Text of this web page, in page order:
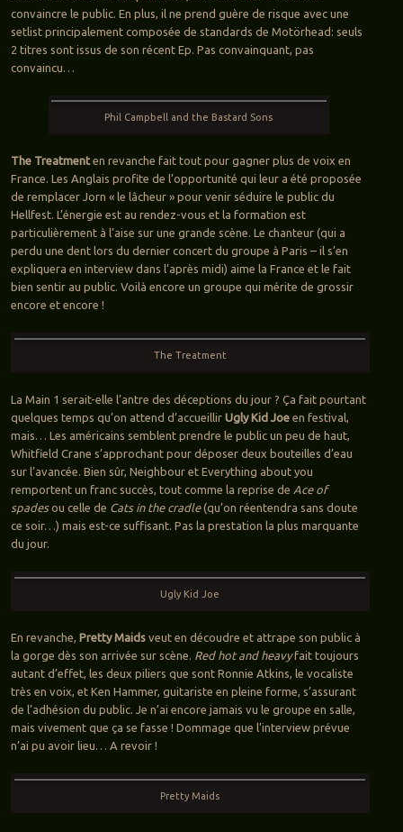
convaincre le public. En plus, il ne prend guère de risque avec une
setlist principalement composée de standards de Motörhead: seuls
2 titres sont issus de son récent Ep. Pas convainquant, pas
convaincu…
Phil Campbell and the Bastard Sons
The Treatmenten revanche fait tout pour gagner plus de voix en
France. Les Anglais profite de l’opportunité qui leur a été proposée
de remplacer Jorn « le lâcheur » pour venir séduire le public du
Hellfest. L’énergie est au rendez-vous et la formation est
particulièrement à l’aise sur une grande scène. Le chanteur (qui a
perdu une dent lors du dernier concert du groupe à Paris – il s’en
expliquera en interview dans l’après midi) aime la France et le fait
bien sentir au public. Voilà encore un groupe qui mérite de grossir
encore et encore !
The Treatment
La Main 1 serait-elle l’antre des déceptions du jour ? Ça fait pourtant
quelques temps qu’on attend d’accueillir Ugly Kid Joeen festival,
mais… Les américains semblent prendre le public un peu de haut,
Whitfield Crane s’approchant pour déposer deux bouteilles d’eau
sur l’avancée. Bien sûr, Neighbour et Everything about you
remportent un franc succès, tout comme la reprise de Ace of
spadesou celle de Cats in the cradle(qu’on réentendra sans doute
ce soir…) mais est-ce suffisant. Pas la prestation la plus marquante
du jour.
Ugly Kid Joe
En revanche, Pretty Maidsveut en découdre et attrape son public à
la gorge dès son arrivée sur scène. Red hot and heavyfait toujours
autant d’effet, les deux piliers que sont Ronnie Atkins, le vocaliste
très en voix, et Ken Hammer, guitariste en pleine forme, s’assurant
de l’adhésion du public. Je n’ai encore jamais vu le groupe en salle,
mais vivement que ça se fasse ! Dommage que l’interview prévue
n’ai pu avoir lieu… A revoir !
Pretty Maids